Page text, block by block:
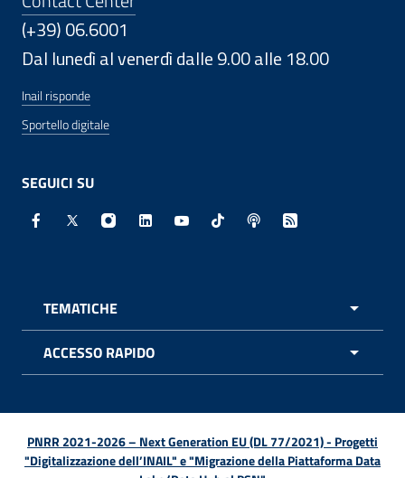
(+39) 06.6001
Dal lunedì al venerdì dalle 9.00 alle 18.00
Inail risponde
Sportello digitale
SEGUICI SU
Facebook - Sito esterno - Apertura in nuova finestra
X - Sito esterno - Apertura in nuova finestra
Instagram - Sito esterno - Apertura in
Linkedin - Sito esterno - Apertura in
Youtube - Sito esterno -
TikTok - Sito esterno -
Spreaker - Sito
Feed RSS -
TEMATICHE
ACCESSO RAPIDO
PNRR 2021-2026 – Next Generation EU (DL 77/2021) - Progetti
"Digitalizzazione dell’INAIL" e "Migrazione della Piattaforma Data